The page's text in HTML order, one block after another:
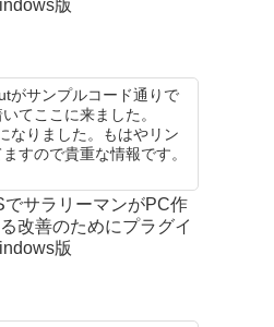
版
がサンプルコード通りで
てここに来ました。
なりました。もはやリン
すので貴重な情報です。
でサラリーマンがPC作
改善のためにプラグイ
版